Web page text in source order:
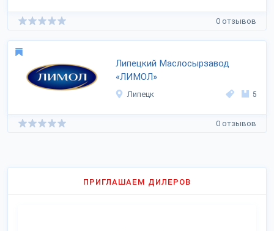
0 отзывов
Липецкий Маслосырзавод
«ЛИМОЛ»
Липецк 5
0 отзывов
ПРИГЛАШАЕМ ДИЛЕРОВ